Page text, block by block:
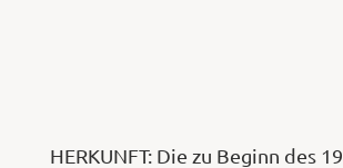
HERKUNFT: Die zu Beginn des 19.